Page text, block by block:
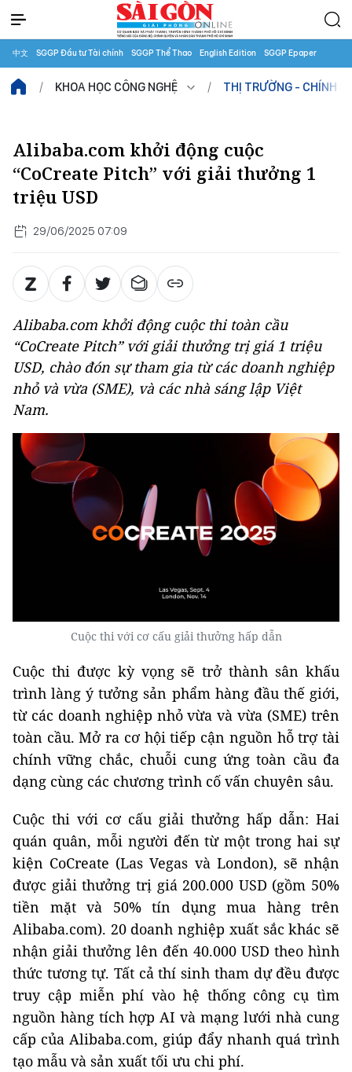
中文 SGGP Đầu tư Tài chính SGGP Thể Thao English Edition SGGP Epaper
KHOA HỌC CÔNG NGHỆ THỊ TRƯỜNG - CHÍNH
Alibaba.com khởi động cuộc
“CoCreate Pitch” với giải thưởng 1
triệu USD
29/06/2025 07:09
Alibaba.com khởi động cuộc thi toàn cầu
“CoCreate Pitch” với giải thưởng trị giá 1 triệu
USD, chào đón sự tham gia từ các doanh nghiệp
nhỏ và vừa (SME), và các nhà sáng lập Việt
Nam.
Cuộc thi với cơ cấu giải thưởng hấp dẫn
Cuộc thi được kỳ vọng sẽ trở thành sân khấu
trình làng ý tưởng sản phẩm hàng đầu thế giới,
từ các doanh nghiệp nhỏ vừa và vừa (SME) trên
toàn cầu. Mở ra cơ hội tiếp cận nguồn hỗ trợ tài
chính vững chắc, chuỗi cung ứng toàn cầu đa
dạng cùng các chương trình cố vấn chuyên sâu.
Cuộc thi với cơ cấu giải thưởng hấp dẫn: Hai
quán quân, mỗi người đến từ một trong hai sự
kiện CoCreate (Las Vegas và London), sẽ nhận
được giải thưởng trị giá 200.000 USD (gồm 50%
tiền mặt và 50% tín dụng mua hàng trên
Alibaba.com). 20 doanh nghiệp xuất sắc khác sẽ
nhận giải thưởng lên đến 40.000 USD theo hình
thức tương tự. Tất cả thí sinh tham dự đều được
truy cập miễn phí vào hệ thống công cụ tìm
nguồn hàng tích hợp AI và mạng lưới nhà cung
cấp của Alibaba.com, giúp đẩy nhanh quá trình
tạo mẫu và sản xuất tối ưu chi phí.